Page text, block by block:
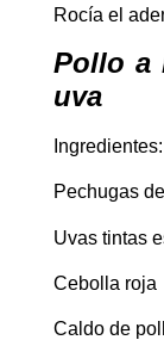
Rocía el
Pollo a
uva
Ingredientes:
Pechugas
Uvas tintas
Cebolla roja
Caldo de